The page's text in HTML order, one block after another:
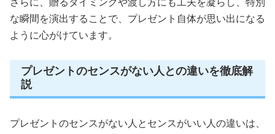
さらに、贈るタイミングや渡し方にも工夫を凝らし、特別
な瞬間を演出することで、プレゼント自体が思い出になる
ように心がけています。
プレゼントのセンスがない人との違いを徹底解
説
プレゼントのセンスがない人とセンスがいい人の違いは、